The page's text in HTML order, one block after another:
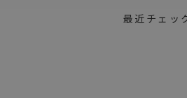
最近チェッ